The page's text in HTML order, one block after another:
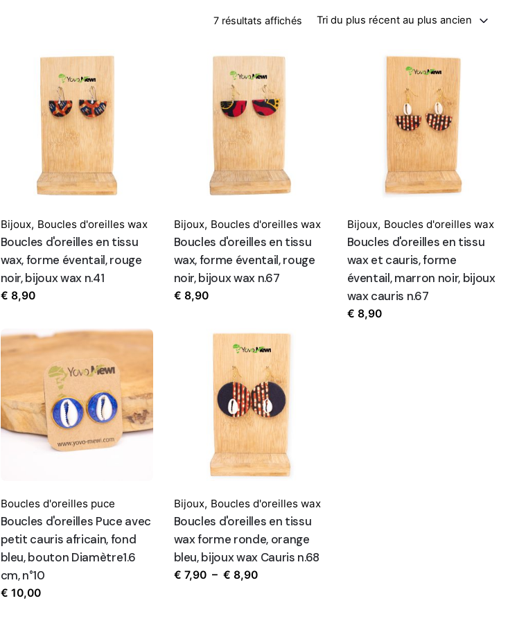
7 résultats affichésTrié du plus récent au plus ancien
Tri du plus récent au plus ancien
Bijoux, Boucles d'oreilles wax
Boucles d'oreilles en tissu
wax, forme éventail, rouge
noir, bijoux wax n.41
€ 8,90
Bijoux, Boucles d'oreilles wax
Boucles d'oreilles en tissu
wax, forme éventail, rouge
noir, bijoux wax n.67
€ 8,90
Bijoux, Boucles d'oreilles wax
Boucles d'oreilles en tissu
wax et cauris, forme
éventail, marron noir, bijoux
wax cauris n.67
€ 8,90
Boucles d'oreilles puce
Boucles d'oreilles Puce avec
petit cauris africain, fond
bleu, bouton Diamètre1.6
cm, n°10
€ 10,00
Bijoux, Boucles d'oreilles wax
Boucles d'oreilles en tissu
wax forme ronde, orange
bleu, bijoux wax Cauris n.68
€ 7,90 – € 8,90Plage